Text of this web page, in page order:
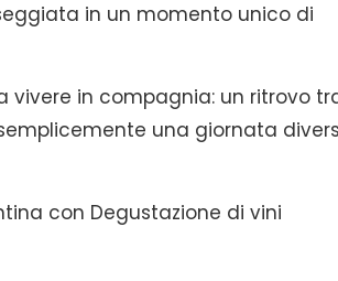
in un momento unico di
vivere in compagnia: un ritrovo
una giornata
con Degustazione di vini